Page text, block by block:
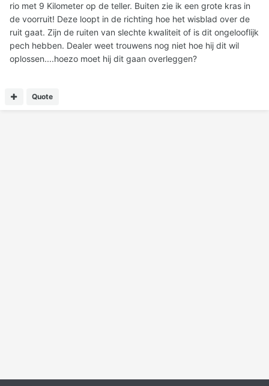
rio met 9 Kilometer op de teller. Buiten zie ik een grote kras in
de voorruit! Deze loopt in de richting hoe het wisblad over de
ruit gaat. Zijn de ruiten van slechte kwaliteit of is dit ongelooflijk
pech hebben. Dealer weet trouwens nog niet hoe hij dit wil
oplossen....hoezo moet hij dit gaan overleggen?
Quote